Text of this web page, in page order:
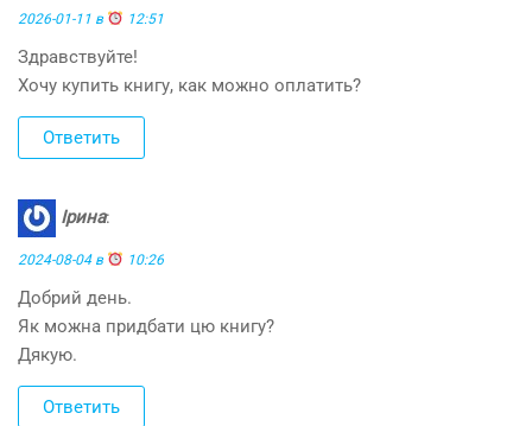
2026-01-11 в 12:51
Здравствуйте!
Хочу купить книгу, как можно оплатить?
Ответить
Ірина:
2024-08-04 в 10:26
Добрий день.
Як можна придбати цю книгу?
Дякую.
Ответить